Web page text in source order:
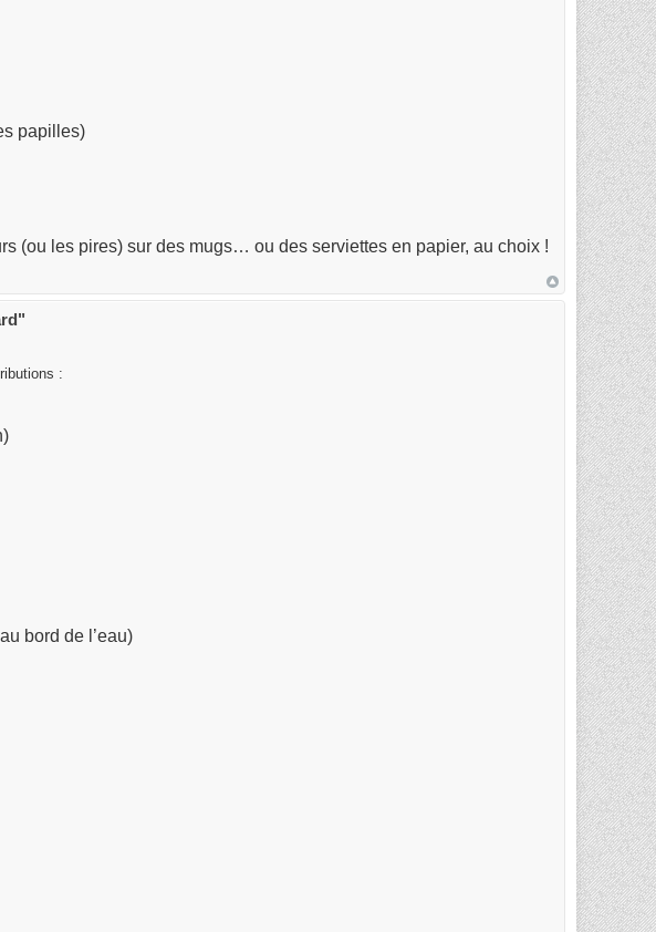
papilles)
(ou les pires) sur des mugs… ou des serviettes en papier, au choix !
:
bord de l’eau)